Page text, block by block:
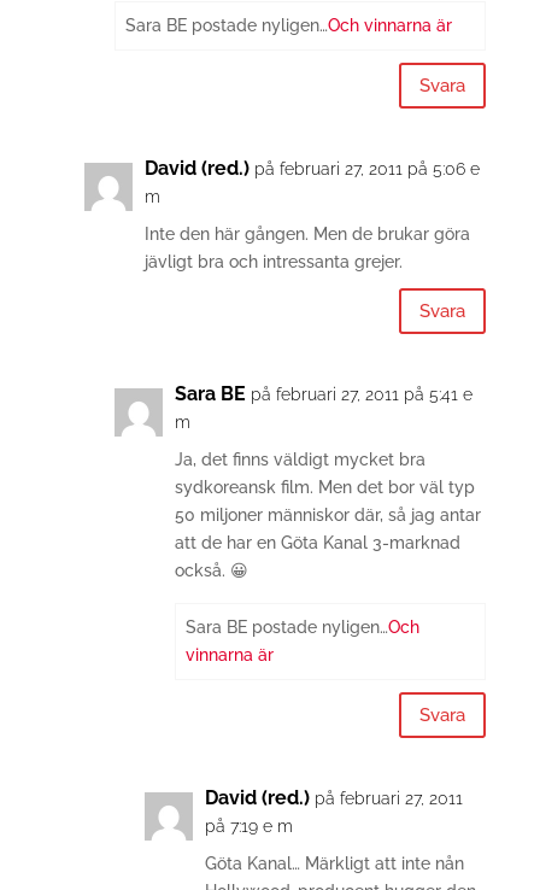
Sara BE postade nyligen…Och vinnarna är
Svara
David (red.) på februari 27, 2011 på 5:06 e
m
Inte den här gången. Men de brukar göra
jävligt bra och intressanta grejer.
Svara
Sara BE på februari 27, 2011 på 5:41 e
m
Ja, det finns väldigt mycket bra
sydkoreansk film. Men det bor väl typ
50 miljoner människor där, så jag antar
att de har en Göta Kanal 3-marknad
också. 😀
Sara BE postade nyligen…Och
vinnarna är
Svara
David (red.) på februari 27, 2011
på 7:19 e m
Göta Kanal… Märkligt att inte nån